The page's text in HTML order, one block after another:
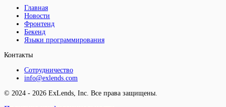
Главная
Новости
Фронтенд
Бекенд
Языки программирования
Контакты
Сотрудничество
info@exlends.com
© 2024 - 2026 ExLends, Inc. Все права защищены.